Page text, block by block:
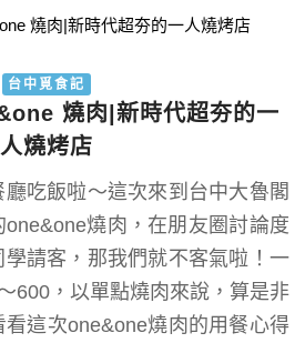
台中覓食記
燒肉|新時代超夯的一
人燒烤店
吃飯啦～這次來到台中大魯閣
燒肉，在朋友圈討論度
請客，那我們就不客氣啦！一
600，以單點燒肉來說，算是非
這次one&one燒肉的用餐心得